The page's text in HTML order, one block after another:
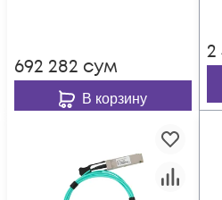
692 282 сум
В корзину
2